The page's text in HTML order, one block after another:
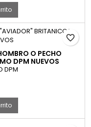
O PECHO
DPM NUEVOS
DPM
favorite_border